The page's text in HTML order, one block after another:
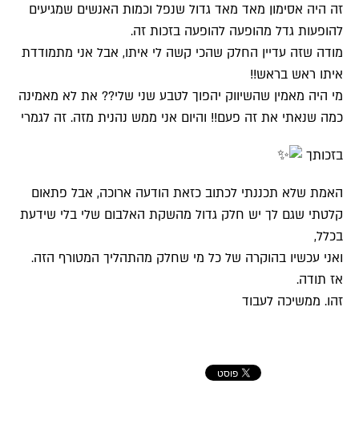
זה היה אסימון מאד מאד גדול שנפל וכמות האנשים שמגיעים
להופעות גדל מהופעה להופעה בזכות זה.
מודה שזה עדיין החלק שהכי קשה לי איתו, אבל אני מתמודדת
איתו ראש בראש!!
מי היה מאמין שהשיווק יהפוך לטבע שני שלי?? את לא מאמינה
כמה שנאתי את זה פעם!! והיום אני ממש נהנית מזה. זה לגמרי
בזכותך
האמת שלא תכננתי לכתוב כזאת הודעה ארוכה, אבל פתאום
קלטתי שגם לך יש חלק גדול מהשקת האלבום שלי בלי שידעת
בכלל,
ואני עכשיו בהוקרה של כל מי שחלק מהתהליך המטורף הזה.
אז תודה.
זהו. ממשיכה לעבוד